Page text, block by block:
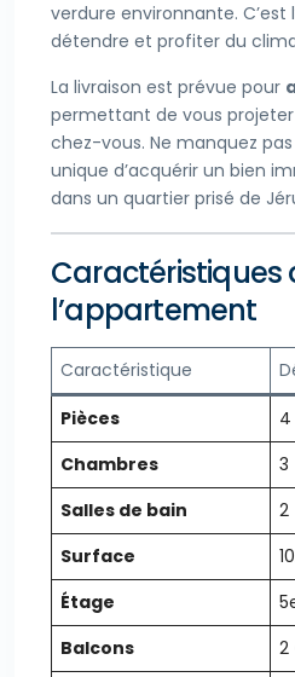
verdure environnante. C’est
détendre et profiter du
La livraison est prévue pour
permettant de vous
chez-vous. Ne manquez
unique d’acquérir un bien
dans un quartier prisé de
Caractéristiques
l’appartement
Caractéristique
Pièces
4
Chambres
3
Salles de bain
2
Surface
Étage
Balcons
2